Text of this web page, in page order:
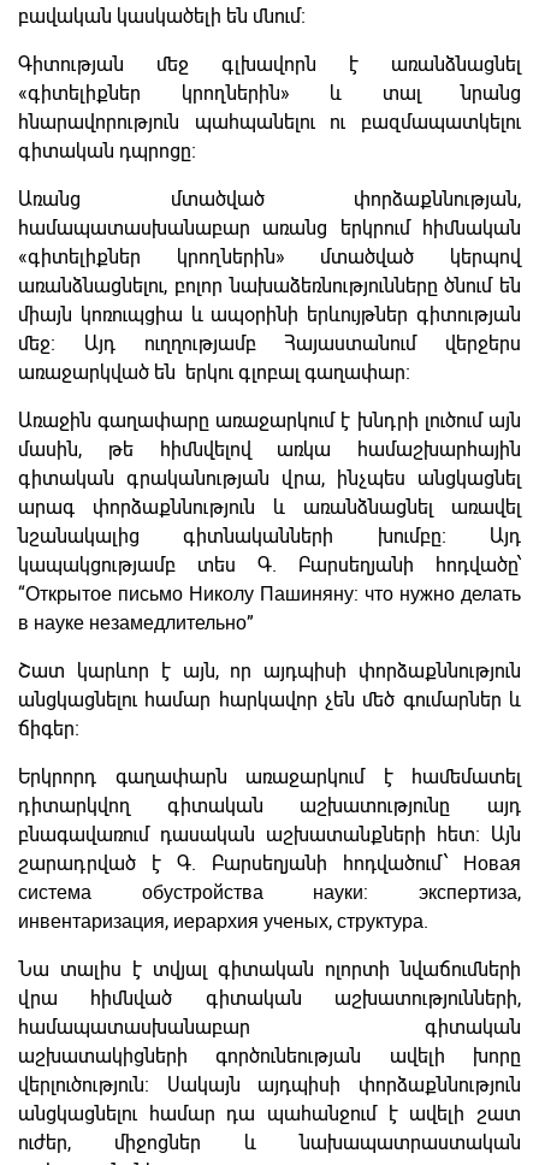
բավական կասկածելի են մնում։
Գիտության մեջ գլխավորն է առանձնացնել
«գիտելիքներ կրողներին» և տալ նրանց
հնարավորություն պահպանելու ու բազմապատկելու
գիտական դպրոցը։
Առանց մտածված փորձաքննության,
համապատասխանաբար առանց երկրում հիմնական
«գիտելիքներ կրողներին» մտածված կերպով
առանձնացնելու, բոլոր նախաձեռնությունները ծնում են
միայն կոռուպցիա և ապօրինի երևույթներ գիտության
մեջ։ Այդ ուղղությամբ Հայաստանում վերջերս
առաջարկված են երկու գլոբալ գաղափար։
Առաջին գաղափարը առաջարկում է խնդրի լուծում այն
մասին, թե հիմնվելով առկա համաշխարհային
գիտական գրականության վրա, ինչպես անցկացնել
արագ փորձաքննություն և առանձնացնել առավել
նշանակալից գիտնականների խումբը։ Այդ
կապակցությամբ տես Գ. Բարսեղյանի հոդվածը՝
“Открытое письмо Николу Пашиняну: что нужно делать
в науке незамедлительно”
Շատ կարևոր է այն, որ այդպիսի փորձաքննություն
անցկացնելու համար հարկավոր չեն մեծ գումարներ և
ճիգեր։
Երկրորդ գաղափարն առաջարկում է համեմատել
դիտարկվող գիտական աշխատությունը այդ
բնագավառում դասական աշխատանքների հետ։ Այն
շարադրված է Գ. Բարսեղյանի հոդվածում՝ Новая
система обустройства науки: экспертиза,
инвентаризация, иерархия ученых, структура.
Նա տալիս է տվյալ գիտական ոլորտի նվաճումների
վրա հիմնված գիտական աշխատությունների,
համապատասխանաբար գիտական
աշխատակիցների գործունեության ավելի խորը
վերլուծություն։ Սակայն այդպիսի փորձաքննություն
անցկացնելու համար դա պահանջում է ավելի շատ
ուժեր, միջոցներ և նախապատրաստական